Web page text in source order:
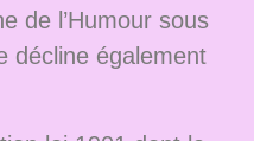
de l’Humour sous
décline également